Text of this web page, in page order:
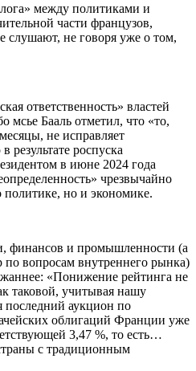
между политиками и
части французов,
слушают, не говоря уже о том,
ответственность» властей
мсье Бааль отметил, что «то,
не исправляет
роспуска
в июне 2024 года
чрезвычайно
политике, но и экономике.
финансов и промышленности (а
вопросам внутреннего рынка)
«Понижение рейтинга не
таковой, учитывая нашу
аукцион по
облигаций Франции уже
3,47 %, то есть…
с традиционным